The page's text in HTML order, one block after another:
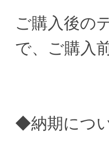
ご購入後の
で、ご購入
◆納期につ